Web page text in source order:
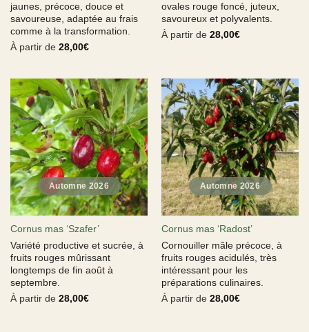
jaunes, précoce, douce et
savoureuse, adaptée au frais
comme à la transformation.
À partir de 28,00€
ovales rouge foncé, juteux,
savoureux et polyvalents.
À partir de 28,00€
Cornus mas ‘Szafer’
Variété productive et sucrée, à
fruits rouges mûrissant
longtemps de fin août à
septembre.
À partir de 28,00€
Cornus mas ‘Radost’
Cornouiller mâle précoce, à
fruits rouges acidulés, très
intéressant pour les
préparations culinaires.
À partir de 28,00€